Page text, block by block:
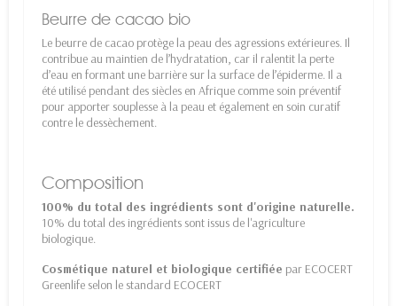
Beurre de cacao bio
Le beurre de cacao protège la peau des agressions extérieures. Il
contribue au maintien de l’hydratation, car il ralentit la perte
d’eau en formant une barrière sur la surface de l’épiderme. Il a
été utilisé pendant des siècles en Afrique comme soin préventif
pour apporter souplesse à la peau et également en soin curatif
contre le dessèchement.
Composition
100% du total des ingrédients sont d'origine naturelle.
10% du total des ingrédients sont issus de l'agriculture
biologique.
Cosmétique naturel et biologique certifiée par ECOCERT
Greenlife selon le standard ECOCERT